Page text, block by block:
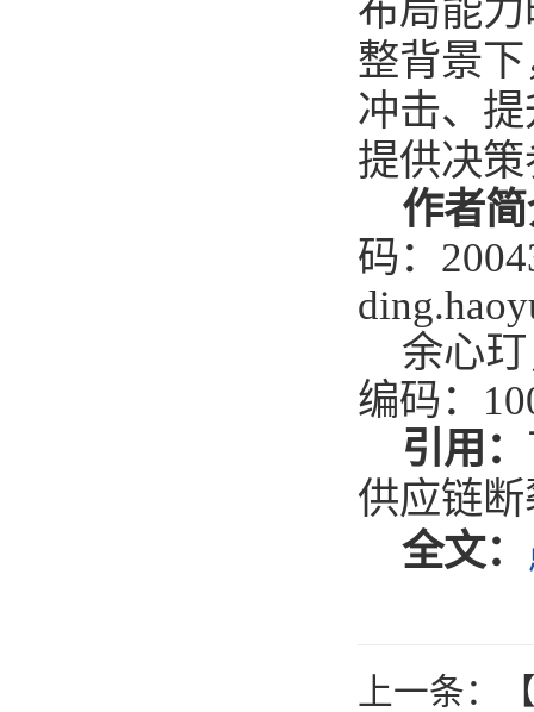
布局能
整背景
冲击、
提供决
作者
码：
余心
编码：
引用：
供应链
全文：
上一条：